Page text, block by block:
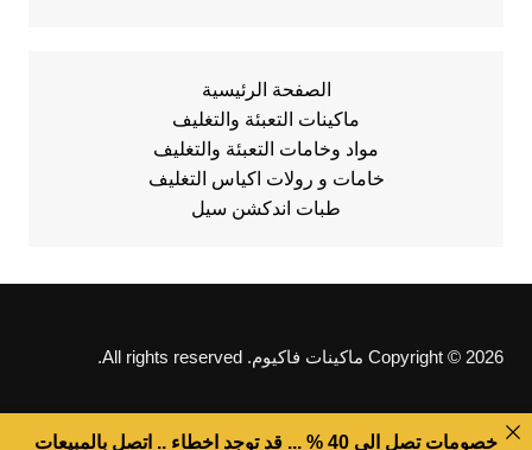
الصفحة الرئيسية
ماكينات التعبئة والتغليف
مواد وخامات التعبئة والتغليف
خامات و رولات اكياس التغليف
طبات اندكشن سيل
Copyright © 2026 ماكينات فاكيوم. All rights reserved.
خصومات تصل الى 40 % ... قد توجد اخطاء .. اتصل بالمبيعات